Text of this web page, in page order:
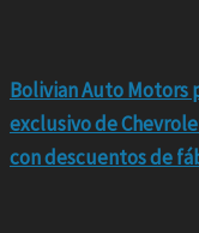
Bolivian Auto Motors
exclusivo de
con descuentos de